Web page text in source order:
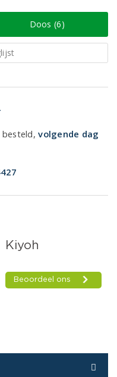
Doos (6)
besteld,volgende dag